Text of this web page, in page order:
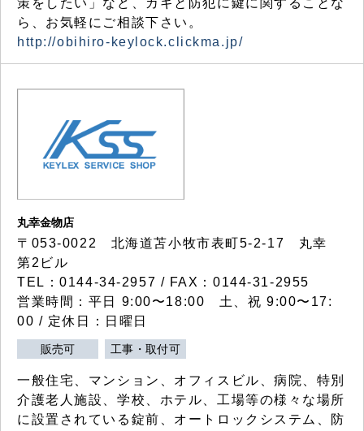
策をしたい」など、カギと防犯に鍵に関することな
ら、お気軽にご相談下さい。
http://obihiro-keylock.clickma.jp/
丸幸金物店
〒053-0022 北海道苫小牧市表町5-2-17 丸幸
第2ビル
TEL：0144-34-2957 / FAX：0144-31-2955
営業時間：平日 9:00〜18:00 土、祝 9:00〜17:
00 / 定休日：日曜日
販売可 工事・取付可
一般住宅、マンション、オフィスビル、病院、特別
介護老人施設、学校、ホテル、工場等の様々な場所
に設置されている錠前、オートロックシステム、防